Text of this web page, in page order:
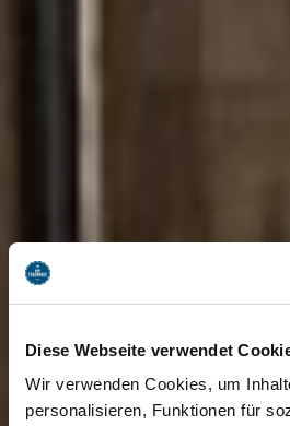
Diese Webseite verwendet
Wir verwenden Cookies, um
personalisieren, Funktionen für